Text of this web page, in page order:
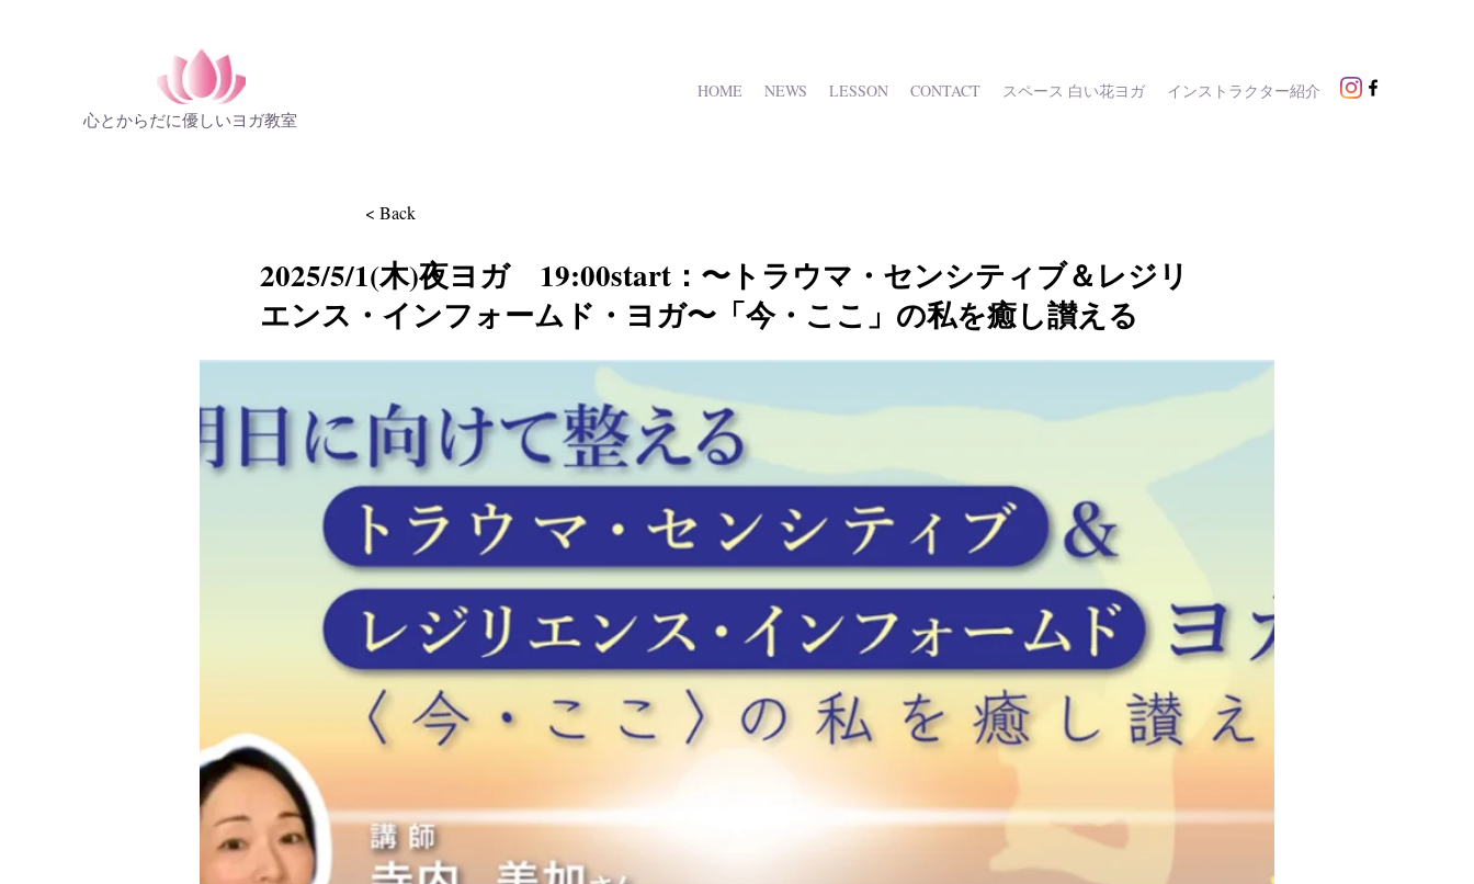
心とからだに優しいヨガ教室
HOME NEWS LESSON CONTACT スペース 白い花ヨガ インストラクター紹介
< Back
2025/5/1(木)夜ヨガ 19:00start：〜トラウマ・センシティブ＆レジリ
エンス・インフォームド・ヨガ〜「今・ここ」の私を癒し讃える